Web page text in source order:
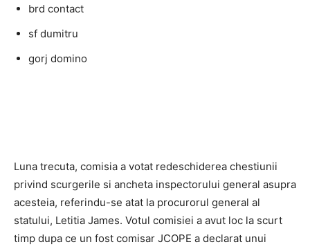
brd contact
sf dumitru
gorj domino
Luna trecuta, comisia a votat redeschiderea chestiunii
privind scurgerile si ancheta inspectorului general asupra
acesteia, referindu-se atat la procurorul general al
statului, Letitia James. Votul comisiei a avut loc la scurt
timp dupa ce un fost comisar JCOPE a declarat unui